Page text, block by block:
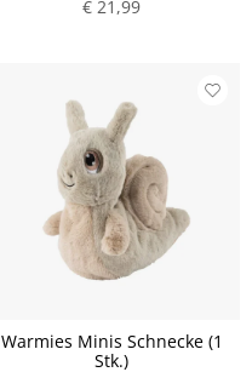
€ 21,99
Warmies Minis Schnecke (1
Stk.)